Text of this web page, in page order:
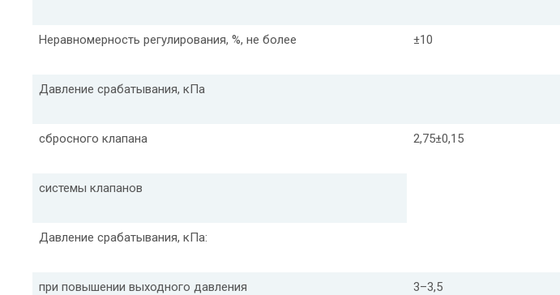
Неравномерность регулирования, %, не более ±10
Давление срабатывания, кПа
сбросного клапана 2,75±0,15
системы клапанов
Давление срабатывания, кПа:
при повышении выходного давления 3–3,5